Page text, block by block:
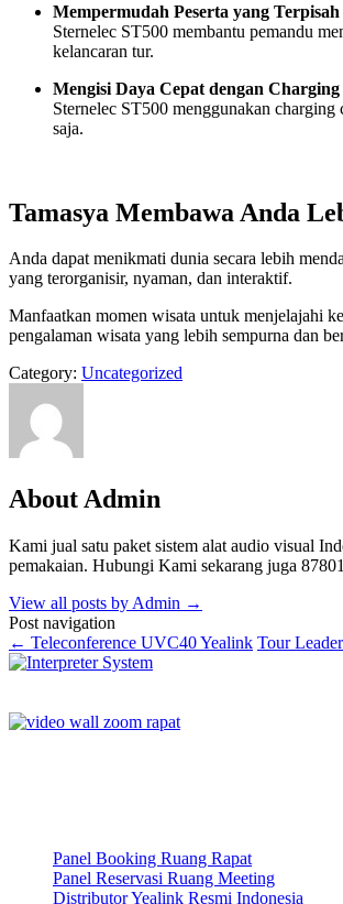
Mempermudah Peserta yang
Sternelec ST500 membantu pemandu
kelancaran tur.
Mengisi Daya Cepat dengan
Sternelec ST500 menggunakan
saja.
Tamasya Membawa Anda
Anda dapat menikmati dunia secara lebih
yang terorganisir, nyaman, dan interaktif.
Manfaatkan momen wisata untuk menjelajahi
pengalaman wisata yang lebih sempurna dan
Category: Uncategorized
About Admin
Kami jual satu paket sistem alat audio visual
pemakaian. Hubungi Kami sekarang juga
View all posts by Admin →
Post navigation
← Teleconference UVC40 Yealink Tour
Panel Booking Ruang Rapat
Panel Reservasi Ruang Meeting
Distributor Yealink Resmi Indonesia